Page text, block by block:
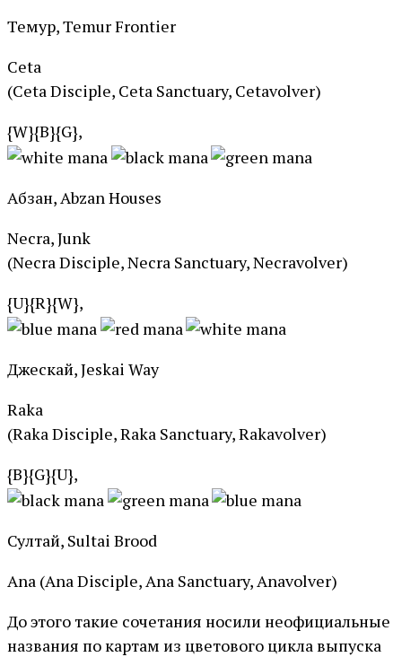
Темур, Temur Frontier
Ceta
(Ceta Disciple, Ceta Sanctuary, Cetavolver)
{W}{B}{G},
Абзан, Abzan Houses
Necra, Junk
(Necra Disciple, Necra Sanctuary, Necravolver)
{U}{R}{W},
Джескай, Jeskai Way
Raka
(Raka Disciple, Raka Sanctuary, Rakavolver)
{B}{G}{U},
Султай, Sultai Brood
Ana (Ana Disciple, Ana Sanctuary, Anavolver)
До этого такие сочетания носили неофициальные
названия по картам из цветового цикла выпуска